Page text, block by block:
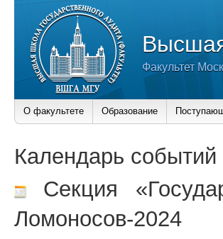
Факультет
О факультете Образование
Календарь событий
Секция
Ломоносов-2024